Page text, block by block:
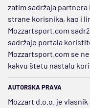
zatim sadržaja
strane korisnika, kao i
Mozzartsport.com
sadržaje portala
Mozzartsport.com se
kakvu štetu nastalu
AUTORSKA PRAVA
Mozzart d.o.o. je